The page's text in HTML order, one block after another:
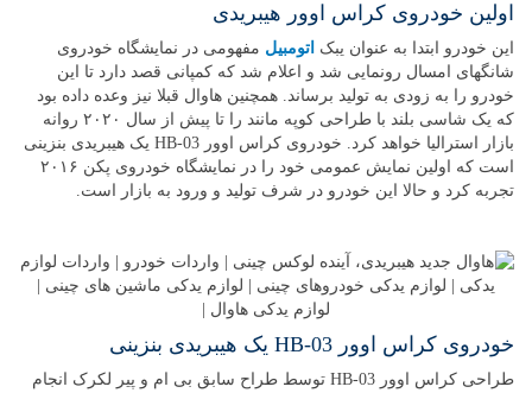
اولین خودروی کراس اوور هیبریدی
این خودرو ابتدا به عنوان یبک اتومبیل مفهومی در نمایشگاه خودروی
شانگهای امسال رونمایی شد و اعلام شد که کمپانی قصد دارد تا این
خودرو را به زودی به تولید برساند. همچنین هاوال قبلا نیز وعده داده بود
که یک شاسی بلند با طراحی کوپه مانند را تا پیش از سال ۲۰۲۰ روانه
بازار استرالیا خواهد کرد. خودروی کراس اوور HB-03 یک هیبریدی بنزینی
است که اولین نمایش عمومی خود را در نمایشگاه خودروی پکن ۲۰۱۶
تجربه کرد و حالا این خودرو در شرف تولید و ورود به بازار است.
خودروی کراس اوور HB-03 یک هیبریدی بنزینی
طراحی کراس اوور HB-03 توسط طراح سابق بی ام و پیر لکرک انجام